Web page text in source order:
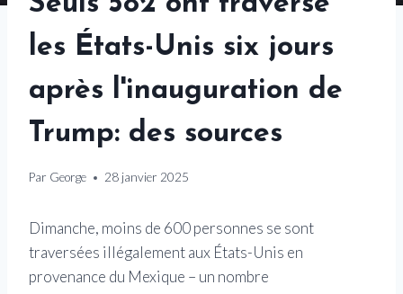
les États-Unis six jours
après l'inauguration de
Trump: des sources
Par George 28 janvier 2025
Dimanche, moins de 600 personnes se sont
traversées illégalement aux États-Unis en
provenance du Mexique – un nombre